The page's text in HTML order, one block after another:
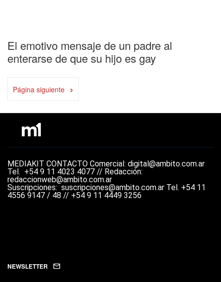
El emotivo mensaje de un padre al
enterarse de que su hijo es gay
Página siguiente ›
MEDIAKIT CONTACTO Comercial: digital@ambito.com.ar
Tel. +54 9 11 4023 4077 // Redacción:
redaccionweb@ambito.com.ar
Suscripciones: suscripciones@ambito.com.ar Tel. +54 11
4556 9147 / 48 // +54 9 11 4449 3256
NEWSLETTER